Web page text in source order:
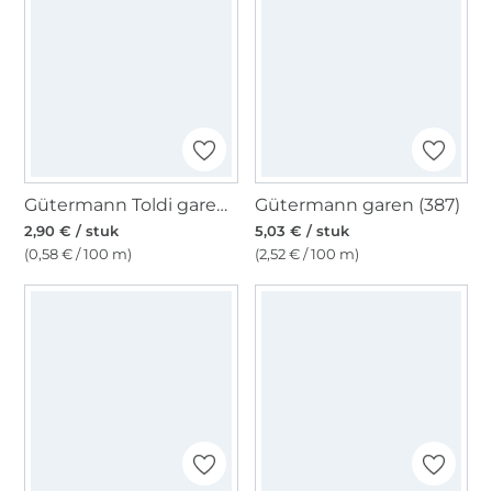
Gütermann Toldi garen, 500 m wit
2,90 € / stuk
(0,58 € / 100 m)
Gütermann garen (387)
5,03 € / stuk
(2,52 € / 100 m)